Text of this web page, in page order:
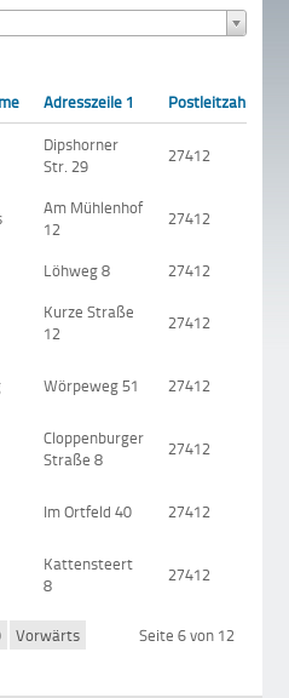
Adresszeile 1 Postleitzahl
Dipshorner
Str. 29
27412
Am Mühlenhof
12
27412
Löhweg 8 27412
Kurze Straße
12
27412
Wörpeweg 51 27412
Cloppenburger
Straße 8
27412
Im Ortfeld 40 27412
Kattensteert
8
27412
Seite 6 von 12
Vorwärts